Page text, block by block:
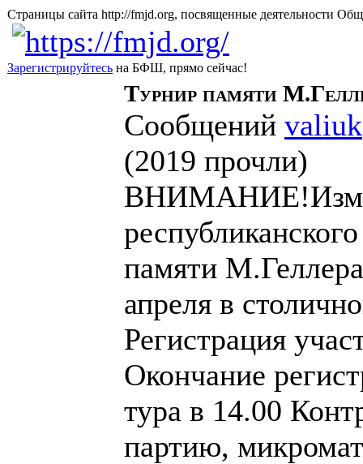
Страницы сайта http://fmjd.org, посвященные
Зарегистрируйтесь на БФШ, прямо сейчас!
Турнир памяти
Сообщений valiuk
(2019 прочли)
памяти
апреля в
Регистрация
Окончание
тура в 14.00
партию,